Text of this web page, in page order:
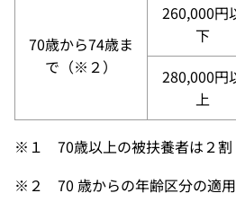
70歳から74歳ま
で（※２）
260,000円
下
280,000円
上
※１ 70歳以上の被扶養者は２割
※２ 70 歳からの年齢区分の適